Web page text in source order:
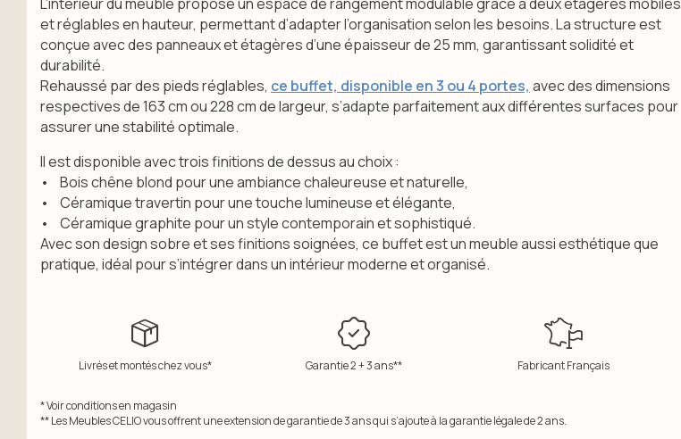
et réglables en hauteur, permettant d’adapter l’organisation selon les besoins. La structure est
conçue avec des panneaux et étagères d’une épaisseur de 25 mm, garantissant solidité et
durabilité.
Rehaussé par des pieds réglables, ce buffet, disponible en 3 ou 4 portes, avec des dimensions
respectives de 163 cm ou 228 cm de largeur, s’adapte parfaitement aux différentes surfaces pour
assurer une stabilité optimale.
Il est disponible avec trois finitions de dessus au choix :
• Bois chêne blond pour une ambiance chaleureuse et naturelle,
• Céramique travertin pour une touche lumineuse et élégante,
• Céramique graphite pour un style contemporain et sophistiqué.
Avec son design sobre et ses finitions soignées, ce buffet est un meuble aussi esthétique que
pratique, idéal pour s’intégrer dans un intérieur moderne et organisé.
Livrés et montés chez vous* Garantie 2 + 3 ans** Fabricant Français
* Voir conditions en magasin
** Les Meubles CELIO vous offrent une extension de garantie de 3 ans qui s’ajoute à la garantie légale de 2 ans.